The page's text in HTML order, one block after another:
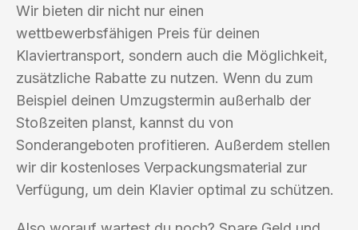
Wir bieten dir nicht nur einen
wettbewerbsfähigen Preis für deinen
Klaviertransport, sondern auch die Möglichkeit,
zusätzliche Rabatte zu nutzen. Wenn du zum
Beispiel deinen Umzugstermin außerhalb der
Stoßzeiten planst, kannst du von
Sonderangeboten profitieren. Außerdem stellen
wir dir kostenloses Verpackungsmaterial zur
Verfügung, um dein Klavier optimal zu schützen.